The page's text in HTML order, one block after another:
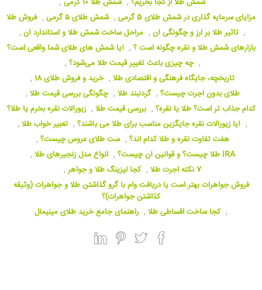
شمش طلا از کجا بخریم؟ , شمش طلا ۱۰ گرمی
,
مزایای سرمایه گذاری در شمش طلای 5 گرمی
, شمش طلای ۵ گرمی , فروش طلا
, تاثیر طلا بر ارز و چگونگی آن , مراحل ساخت شمش طلا و استاندارد آن ,
بازارهای شمش طلا و نقره چگونه است ؟ , آیا شمش های طلای شما واقعی است؟
, چه چیزی باعث تغییر قیمت طلا می‌شود؟ ,
تاریخچه، جایگاه فرهنگی و اقتصادی طلا , خرید و فروش طلای 18
,
طلای بدون اجرت چیست؟ , گردنبند طلا , چگونگی بررسی قیمت طلا ,
کدام جذاب تر است؟ طلا یا نقره؟ , بررسی قیمت طلا , زیورآلات نقره بخرم یا طلا؟
, آیا زیورآلات نقره جایگزین مناسب برای طلا می باشند؟ , تعبیر خواب طلا ,
هفت تفاوت نقره و طلا کدام اند؟ , ست طلای عروس چیست؟ ,
IRA طلا چیست؟ و قوانین آن چیست؟
, انواع مدل زنجیرهای طلا ,
7 نکته اجرت طلا
, کجا لیزینگ طلا و جواهر ,
فروش جواهرات بهتر است یا دریافت وام با گرو گذاشتن طلا و جواهرات (وثیقه
کذاشتن جواهرات)؟
, کجا ساخت اقساطی طلا , راهنمای جامع خرید طلای مینیمال